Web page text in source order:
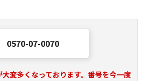
0570-07-0070
変多くなっております。番号を今一度